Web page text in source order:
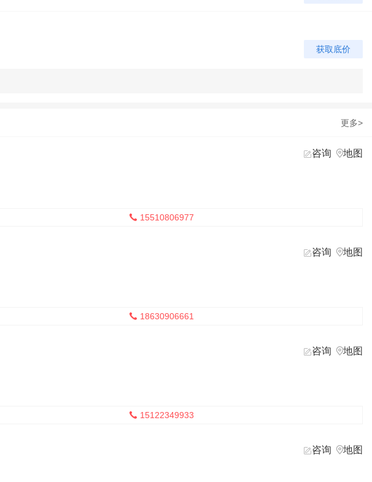
获取底价
获取底价
更多>
咨询 地图
 15510806977
咨询 地图
 18630906661
咨询 地图
 15122349933
咨询 地图